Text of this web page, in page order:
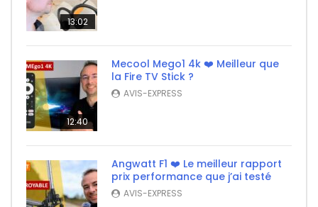
13:02
12:40
Mecool Mego1 4k ❤️ Meilleur que
la Fire TV Stick ?
AVIS-EXPRESS
Angwatt F1 ❤️ Le meilleur rapport
prix performance que j’ai testé
AVIS-EXPRESS